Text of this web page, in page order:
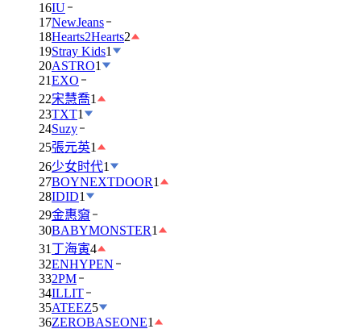
16IU
17NewJeans
18Hearts2Hearts2
19Stray Kids1
20ASTRO1
21EXO
22宋慧喬1
23TXT1
24Suzy
25張元英1
26少女时代1
27BOYNEXTDOOR1
28IDID1
29金惠奫
30BABYMONSTER1
31 丁海寅4
32ENHYPEN
332PM
34ILLIT
35ATEEZ5
36ZEROBASEONE1